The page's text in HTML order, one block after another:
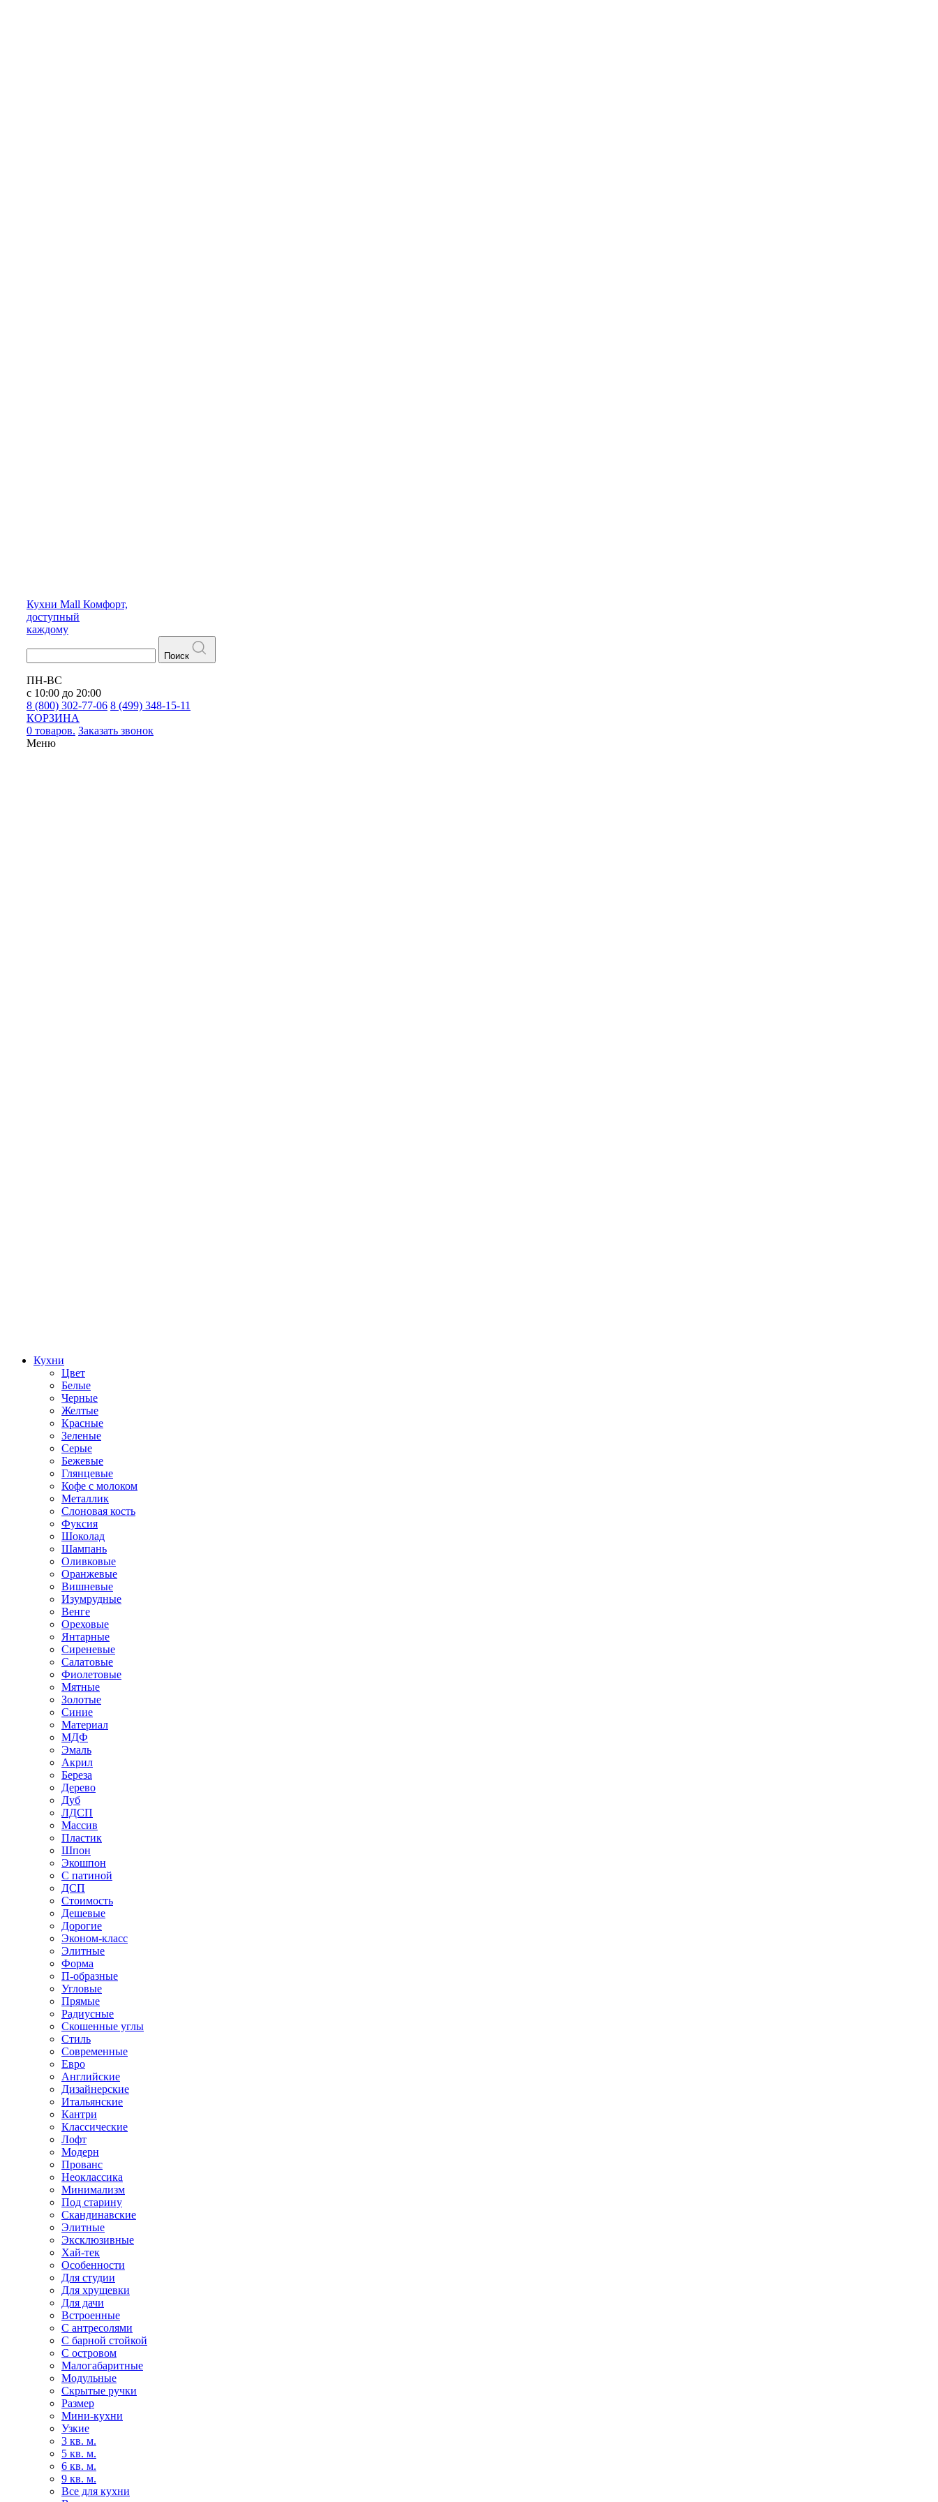
Кухни Mall Комфорт,
доступный
каждому
Поиск
ПН-ВС
с 10:00 до 20:00
8 (800) 302-77-06 8 (499) 348-15-11
КОРЗИНА
0 товаров. Заказать звонок
Меню
Кухни
Цвет
Белые
Черные
Желтые
Красные
Зеленые
Серые
Бежевые
Глянцевые
Кофе с молоком
Металлик
Слоновая кость
Фуксия
Шоколад
Шампань
Оливковые
Оранжевые
Вишневые
Изумрудные
Венге
Ореховые
Янтарные
Сиреневые
Салатовые
Фиолетовые
Мятные
Золотые
Синие
Материал
МДФ
Эмаль
Акрил
Береза
Дерево
Дуб
ЛДСП
Массив
Пластик
Шпон
Экошпон
С патиной
ДСП
Стоимость
Дешевые
Дорогие
Эконом-класс
Элитные
Форма
П-образные
Угловые
Прямые
Радиусные
Скошенные углы
Стиль
Современные
Евро
Английские
Дизайнерские
Итальянские
Кантри
Классические
Лофт
Модерн
Прованс
Неоклассика
Минимализм
Под старину
Скандинавские
Элитные
Эксклюзивные
Хай-тек
Особенности
Для студии
Для хрущевки
Для дачи
Встроенные
С антресолями
С барной стойкой
С островом
Малогабаритные
Модульные
Скрытые ручки
Размер
Мини-кухни
Узкие
3 кв. м.
5 кв. м.
6 кв. м.
9 кв. м.
Все для кухни